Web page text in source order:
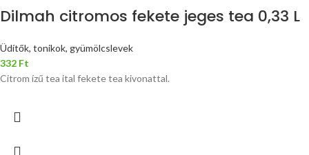
Dilmah citromos fekete jeges tea 0,33 L
Üdítők, tonikok, gyümölcslevek
332 Ft
Citrom ízű tea ital fekete tea kivonattal.